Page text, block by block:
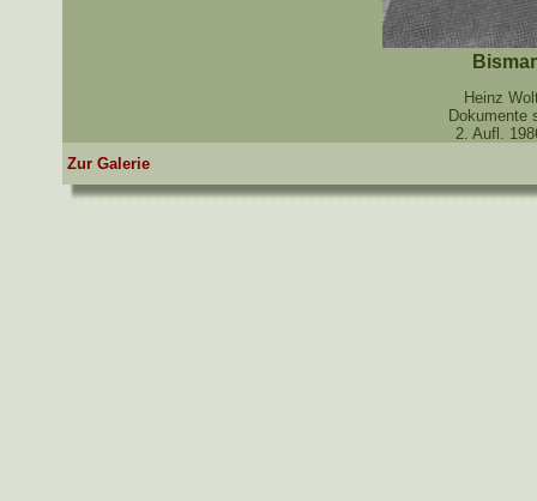
Heinz
Dokumente
2. Aufl.
Zur Galerie